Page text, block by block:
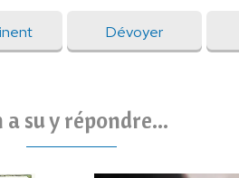
Dévoyer
a su y répondre...